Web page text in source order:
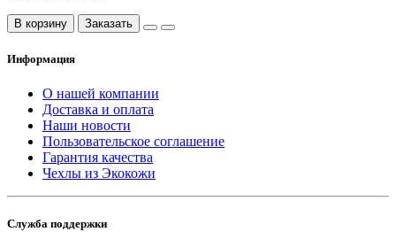
В корзину Заказать
Информация
О нашей компании
Доставка и оплата
Наши новости
Пользовательское соглашение
Гарантия качества
Чехлы из Экокожи
Служба поддержки